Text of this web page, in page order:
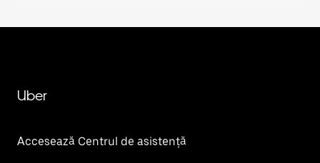
Uber
Accesează Centrul de asistență